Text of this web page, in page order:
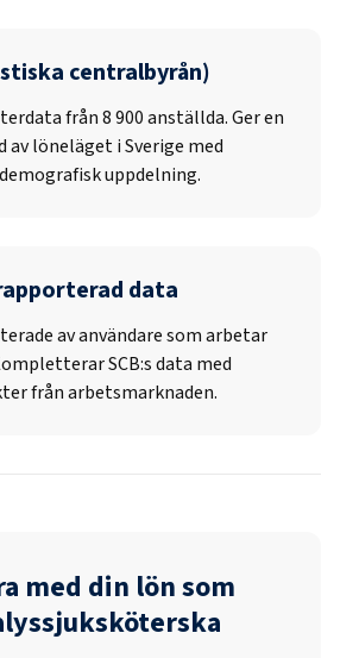
centralbyrån)
från8 900anställda. Ger en
löneläget i Sverige med
uppdelning.
data
av användare som arbetar
SCB:s data med
från arbetsmarknaden.
med din lön som